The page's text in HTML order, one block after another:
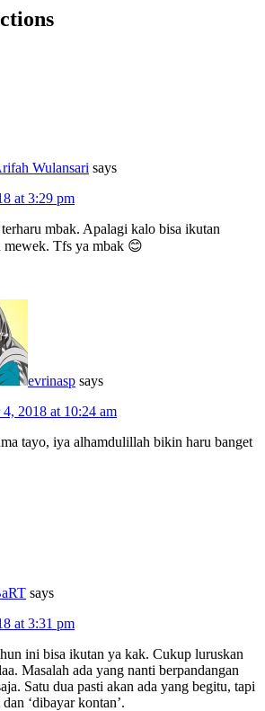
Wulansari says
at 3:29 pm
mbak. Apalagi kalo bisa ikutan
mewek. Tfs ya mbak 😊
evrinasp says
4, 2018 at 10:24 am
tayo, iya alhamdulillah bikin haru banget
says
at 3:31 pm
ini bisa ikutan ya kak. Cukup luruskan
Masalah ada yang nanti berpandangan
Satu dua pasti akan ada yang begitu, tapi
‘dibayar kontan’.